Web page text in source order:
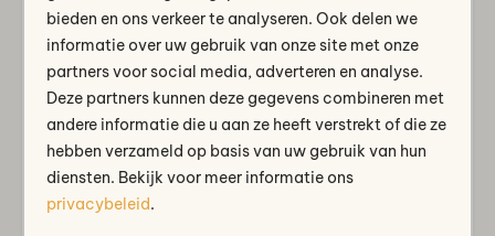
Badkamer
Aparte toiletten: 1
Badkamer beneden: 1
Douche cabine
Toilet in badkamer : 1
Slaapkamer
Perfecte uitvalsbasis
Dichtbij Amsterdam, Kaasstad Alkmaar en
de kust
bieden en ons verkeer te analyseren. Ook delen we
informatie over uw gebruik van onze site met onze
partners voor social media, adverteren en analyse.
Deze partners kunnen deze gegevens combineren met
andere informatie die u aan ze heeft verstrekt of die ze
hebben verzameld op basis van uw gebruik van hun
diensten. Bekijk voor meer informatie ons
privacybeleid.